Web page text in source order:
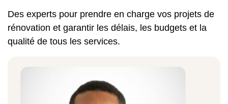
Des experts pour prendre en charge vos projets de
rénovation et garantir les délais, les budgets et la
qualité de tous les services.